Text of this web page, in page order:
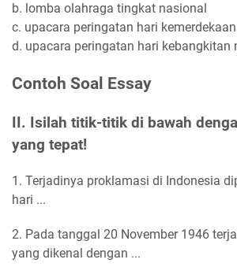
b. lomba olahraga tingkat nasional
c. upacara peringatan hari
d. upacara peringatan hari kebangkitan
Contoh Soal Essay
II. Isilah titik-titik di bawah
yang tepat!
1. Terjadinya proklamasi di Indonesia
hari ...
2. Pada tanggal 20 November 1946
yang dikenal dengan ...